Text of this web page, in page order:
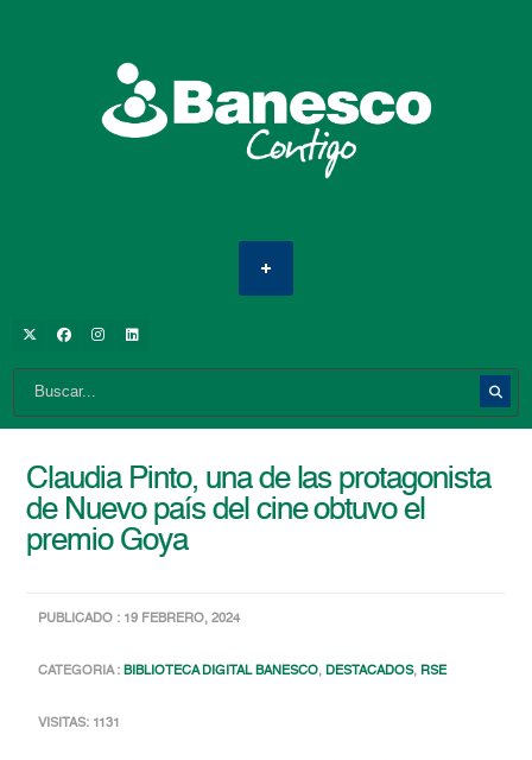
Claudia Pinto, una de las protagonista
de Nuevo país del cine obtuvo el
premio Goya
PUBLICADO : 19 FEBRERO, 2024
CATEGORIA :BIBLIOTECA DIGITAL BANESCO,DESTACADOS, RSE
VISITAS: 1131